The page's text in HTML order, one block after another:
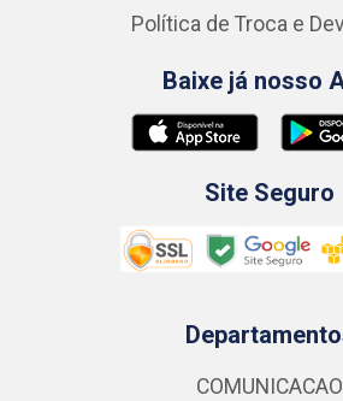
Política de Troca e
Baixe já nosso
Site Seguro
COMUNICACAO